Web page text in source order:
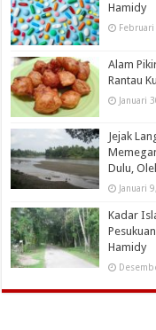
Hamidy
Alam
Rantau
Januari
Jejak
Dulu,
Januari
Kadar
Hamidy